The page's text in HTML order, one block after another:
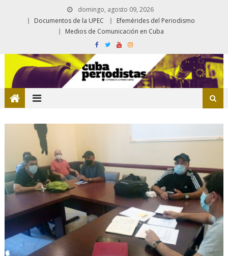
domingo, agosto 09, 2026
Documentos de la UPEC
Efemérides del Periodismo
Medios de Comunicación en Cuba